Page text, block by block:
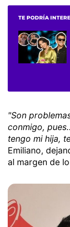
TE PODRÍA
"Son
conmigo,
tengo mi hija,
Emiliano,
al margen de